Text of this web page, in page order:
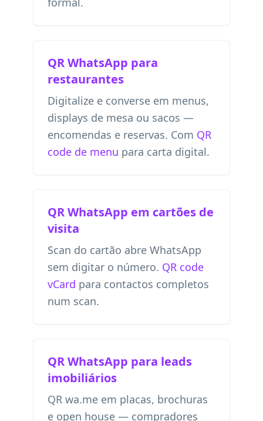
QR WhatsApp para
restaurantes
Digitalize e converse em menus,
displays de mesa ou sacos —
encomendas e reservas. Com QR
code de menu para carta digital.
QR WhatsApp em cartões de
visita
Scan do cartão abre WhatsApp
sem digitar o número. QR code
vCard para contactos completos
num scan.
QR WhatsApp para leads
imobiliários
QR wa.me em placas, brochuras
e open house — compradores